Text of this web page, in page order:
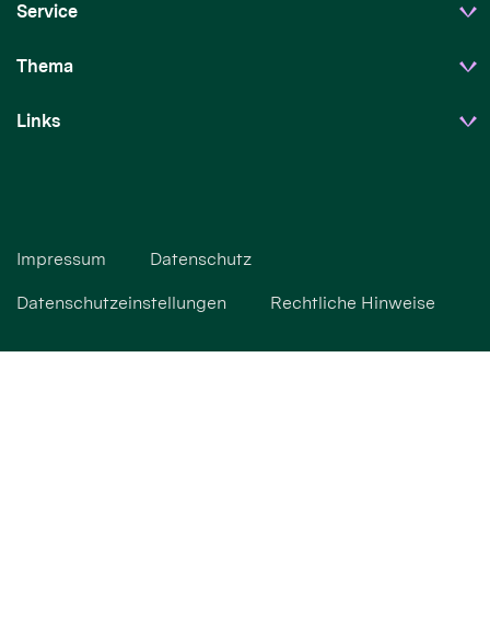
Service
Thema
Links
Impressum Datenschutz
Datenschutzeinstellungen Rechtliche Hinweise